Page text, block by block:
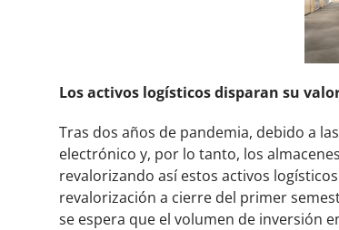
Los activos logísticos disparan su
Tras dos años de pandemia, debido a
electrónico y, por lo tanto, los
revalorizando así estos activos
revalorización a cierre del primer
se espera que el volumen de inversión